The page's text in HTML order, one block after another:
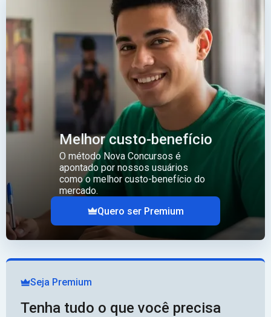
Melhor custo-benefício
O método Nova Concursos é
apontado por nossos usuários
como o melhor custo-benefício do
mercado.
Quero ser Premium
Seja Premium
Tenha tudo o que você precisa